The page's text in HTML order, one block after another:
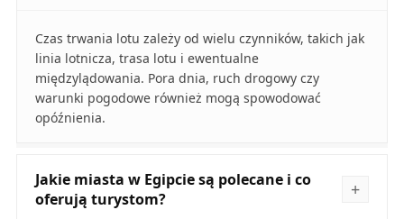
Czas trwania lotu zależy od wielu czynników, takich jak
linia lotnicza, trasa lotu i ewentualne
międzylądowania. Pora dnia, ruch drogowy czy
warunki pogodowe również mogą spowodować
opóźnienia.
Jakie miasta w Egipcie są polecane i co
oferują turystom?